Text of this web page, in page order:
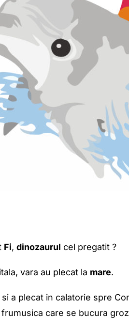
Fi,dinozaurul cel pregatit ?
vara au plecat la mare.
a plecat in calatorie spre
care se bucura